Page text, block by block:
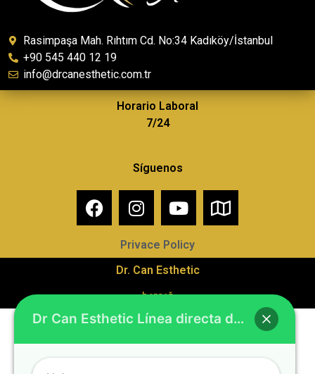
Rasimpaşa Mah. Rıhtım Cd. No:34 Kadıköy/İstanbul
+90 545 440 12 19
info@drcanesthetic.com.tr
Horario Laboral
7/24
Síguenos
Privace Policy
Dr. Can Esthetic
barçağ
Dr Can Esthetic Línea directa de Whatsapp